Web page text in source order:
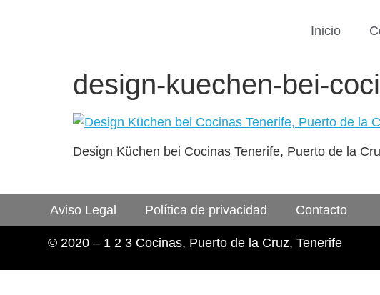
Inicio
design-kuechen-bei-
Design Küchen bei Cocinas Tenerife, Puerto de la
Aviso Legal Política de privacidad Contacto
© 2020 – 1 2 3 Cocinas, Puerto de la Cruz, Tenerife